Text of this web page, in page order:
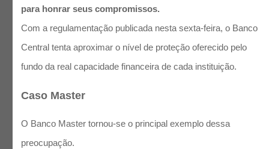
para honrar seus compromissos.
Com a regulamentação publicada nesta sexta-feira, o Banco
Central tenta aproximar o nível de proteção oferecido pelo
fundo da real capacidade financeira de cada instituição.
Caso Master
O Banco Master tornou-se o principal exemplo dessa
preocupação.